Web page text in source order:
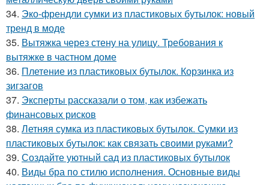
34. Эко-френдли сумки из пластиковых бутылок: новый
тренд в моде
35. Вытяжка через стену на улицу. Требования к
вытяжке в частном доме
36. Плетение из пластиковых бутылок. Корзинка из
зигзагов
37. Эксперты рассказали о том, как избежать
финансовых рисков
38. Летняя сумка из пластиковых бутылок. Сумки из
пластиковых бутылок: как связать своими руками?
39. Создайте уютный сад из пластиковых бутылок
40. Виды бра по стилю исполнения. Основные виды